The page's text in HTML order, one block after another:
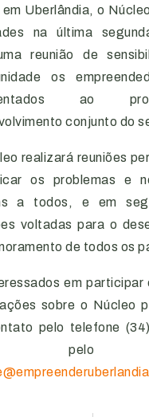
Uberlândia, o
na última
reunião de
os
ao
conjunto do
realizará reuniões
os problemas e
a todos, e em
voltadas para o
de todos os
em participar
sobre o Núcleo
pelo telefone
pelo e-